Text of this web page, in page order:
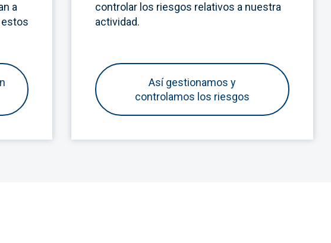
a
estos
controlar los riesgos relativos a nuestra
actividad.
Así gestionamos y
controlamos los riesgos